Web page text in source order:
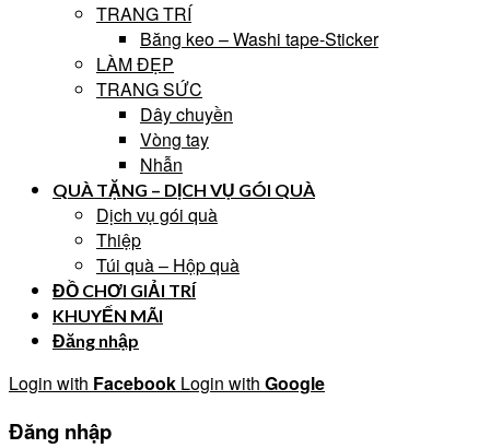
TRANG TRÍ
Băng keo – Washi tape-Sticker
LÀM ĐẸP
TRANG SỨC
Dây chuyền
Vòng tay
Nhẫn
QUÀ TẶNG – DỊCH VỤ GÓI QUÀ
Dịch vụ gói quà
Thiệp
Túi quà – Hộp quà
ĐỒ CHƠI GIẢI TRÍ
KHUYẾN MÃI
Đăng nhập
Login with Facebook Login with Google
Đăng nhập